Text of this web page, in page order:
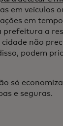
em veículos
em
prefeitura a
não
podem
só
e seguras.